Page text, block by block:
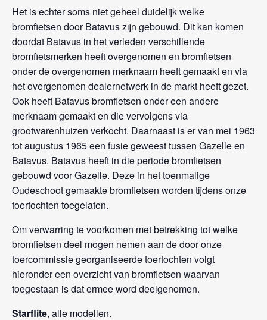
Het is echter soms niet geheel duidelijk welke
bromfietsen door Batavus zijn gebouwd. Dit kan komen
doordat Batavus in het verleden verschillende
bromfietsmerken heeft overgenomen en bromfietsen
onder de overgenomen merknaam heeft gemaakt en via
het overgenomen dealernetwerk in de markt heeft gezet.
Ook heeft Batavus bromfietsen onder een andere
merknaam gemaakt en die vervolgens via
grootwarenhuizen verkocht. Daarnaast is er van mei 1963
tot augustus 1965 een fusie geweest tussen Gazelle en
Batavus. Batavus heeft in die periode bromfietsen
gebouwd voor Gazelle. Deze in het toenmalige
Oudeschoot gemaakte bromfietsen worden tijdens onze
toertochten toegelaten.
Om verwarring te voorkomen met betrekking tot welke
bromfietsen deel mogen nemen aan de door onze
toercommissie georganiseerde toertochten volgt
hieronder een overzicht van bromfietsen waarvan
toegestaan is dat ermee word deelgenomen.
Starflite, alle modellen.